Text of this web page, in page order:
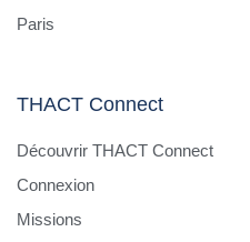
Paris
THACT Connect
Découvrir THACT Connect
Connexion
Missions